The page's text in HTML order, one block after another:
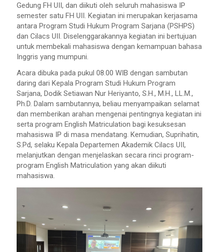
Gedung FH UII, dan diikuti oleh seluruh mahasiswa IP
semester satu FH UII. Kegiatan ini merupakan kerjasama
antara Program Studi Hukum Program Sarjana (PSHPS)
dan Cilacs UII. Diselenggarakannya kegiatan ini bertujuan
untuk membekali mahasiswa dengan kemampuan bahasa
Inggris yang mumpuni.
Acara dibuka pada pukul 08.00 WIB dengan sambutan
daring dari Kepala Program Studi Hukum Program
Sarjana, Dodik Setiawan Nur Heriyanto, S.H., M.H., LL.M.,
Ph.D. Dalam sambutannya, beliau menyampaikan selamat
dan memberikan arahan mengenai pentingnya kegiatan ini
serta program English Matriculation bagi kesuksesan
mahasiswa IP di masa mendatang. Kemudian, Suprihatin,
S.Pd, selaku Kepala Departemen Akademik Cilacs UII,
melanjutkan dengan menjelaskan secara rinci program-
program English Matriculation yang akan diikuti
mahasiswa.